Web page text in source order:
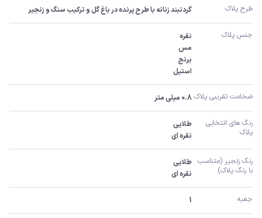
طرح پلاک گردنبند زنانه با طرح پرنده در باغ گل و ترکیب سنگ و زنجیر
جنس پلاک
استیل
ضخامت تقریبی پلاک 0.8 میلی متر
پلاک
نقره ای
با رنگ پلاک)
نقره ای
جعبه 1